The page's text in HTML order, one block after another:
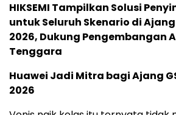
HIKSEMI Tampilkan Solusi
untuk Seluruh Skenario di
2026, Dukung Pengembangan
Tenggara
Huawei Jadi Mitra bagi Ajang
2026